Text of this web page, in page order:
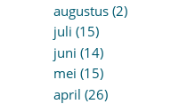
augustus (2)
juli (15)
juni (14)
mei (15)
april (26)